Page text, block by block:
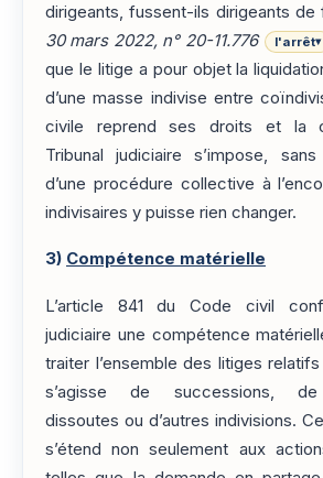
dirigeants, fussent-ils dirigeants de
30 mars 2022, n° 20-11.776
l'arrêt▾
que le litige a pour objet la
d’une masse indivise entre
civile reprend ses droits et la
Tribunal judiciaire s’impose,
d’une procédure collective à
indivisaires y puisse rien changer.
3) Compétence matérielle
L’article 841 du Code civil
judiciaire une compétence
traiter l’ensemble des litiges relatifs
s’agisse de successions, de
dissoutes ou d’autres indivisions.
s’étend non seulement aux